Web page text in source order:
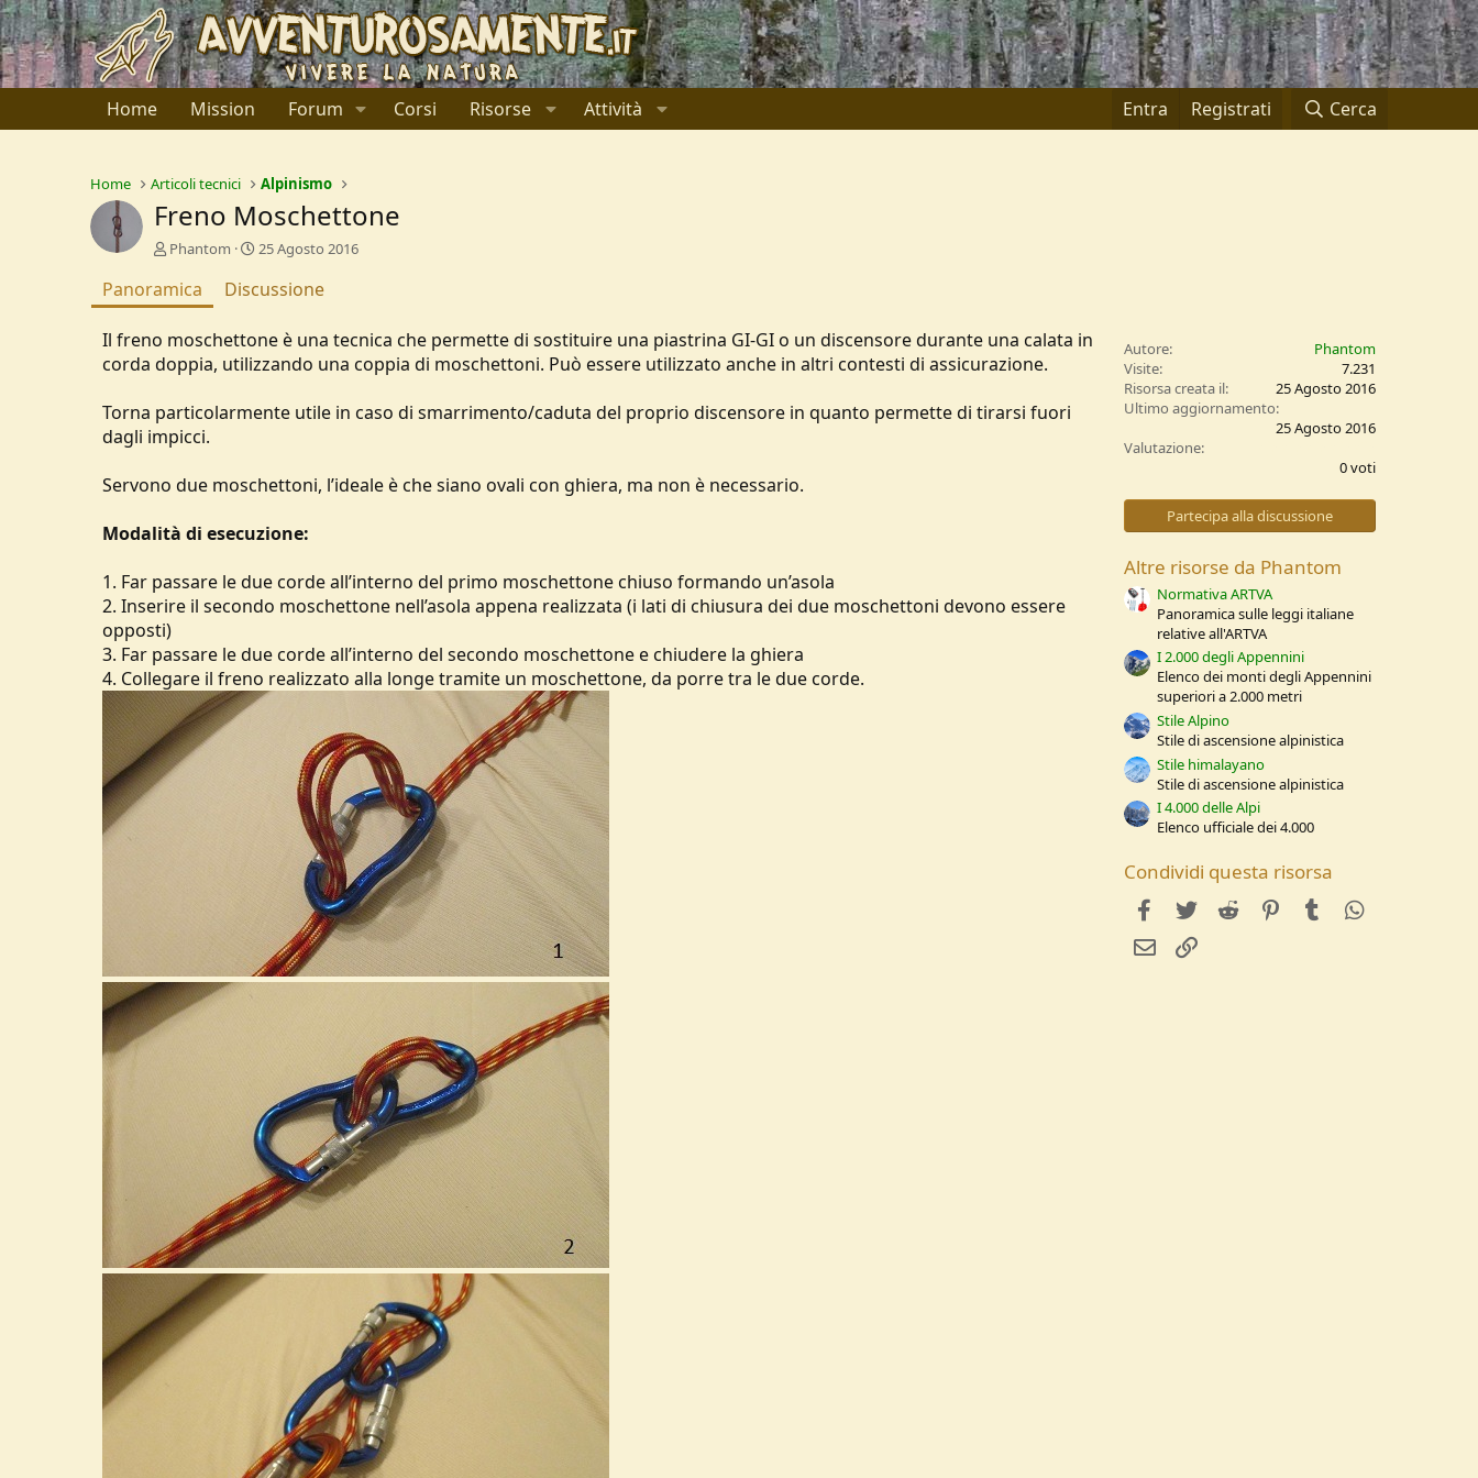
Home Mission Forum Corsi Risorse Attività Entra Registrati Cerca
Home Articoli tecnici Alpinismo
Freno Moschettone
A
t
o
e
Phantom
C
e
i
o
d
a
25 Agosto 2016
Panoramica Discussione
Il freno moschettone è una tecnica che permette di sostituire una piastrina GI-GI o un discensore durante una calata in
corda doppia, utilizzando una coppia di moschettoni. Può essere utilizzato anche in altri contesti di assicurazione.
Torna particolarmente utile in caso di smarrimento/caduta del proprio discensore in quanto permette di tirarsi fuori
dagli impicci.
Servono due moschettoni, l’ideale è che siano ovali con ghiera, ma non è necessario.
Modalità di esecuzione:
1. Far passare le due corde all’interno del primo moschettone chiuso formando un’asola
2. Inserire il secondo moschettone nell’asola appena realizzata (i lati di chiusura dei due moschettoni devono essere
opposti)
3. Far passare le due corde all’interno del secondo moschettone e chiudere la ghiera
4. Collegare il freno realizzato alla longe tramite un moschettone, da porre tra le due corde.
Autore
Phantom
Visite
7.231
Risorsa creata il
25 Agosto 2016
Ultimo aggiornamento
25 Agosto 2016
Valutazione
,
0
0
t
0 voti
Partecipa alla discussione
Altre risorse da Phantom
Normativa ARTVA
Panoramica sulle leggi italiane
relative all'ARTVA
I 2.000 degli Appennini
Elenco dei monti degli Appennini
superiori a 2.000 metri
Stile Alpino
Stile di ascensione alpinistica
Stile himalayano
Stile di ascensione alpinistica
I 4.000 delle Alpi
Elenco ufficiale dei 4.000
Condividi questa risorsa
facebook
Twitter Reddit Pinterest
Tumblr
e-mail